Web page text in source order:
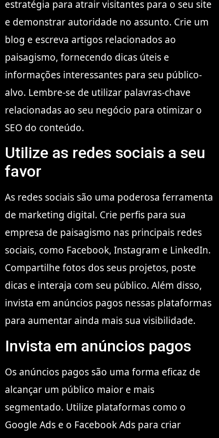
estratégia para atrair visitantes para o seu site
e demonstrar autoridade no assunto. Crie um
blog e escreva artigos relacionados ao
paisagismo, fornecendo dicas úteis e
informações interessantes para seu público-
alvo. Lembre-se de utilizar palavras-chave
relacionadas ao seu negócio para otimizar o
SEO do conteúdo.
Utilize as redes sociais a seu
favor
As redes sociais são uma poderosa ferramenta
de marketing digital. Crie perfis para sua
empresa de paisagismo nas principais redes
sociais, como Facebook, Instagram e LinkedIn.
Compartilhe fotos dos seus projetos, poste
dicas e interaja com seu público. Além disso,
invista em anúncios pagos nessas plataformas
para aumentar ainda mais sua visibilidade.
Invista em anúncios pagos
Os anúncios pagos são uma forma eficaz de
alcançar um público maior e mais
segmentado. Utilize plataformas como o
Google Ads e o Facebook Ads para criar